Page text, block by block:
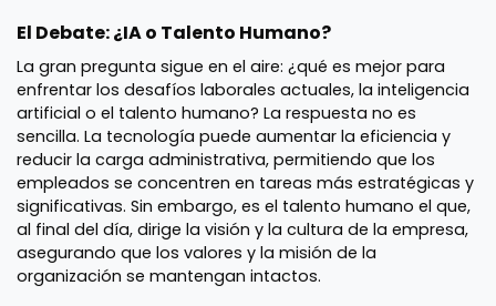
El Debate: ¿IA o Talento Humano?
La gran pregunta sigue en el aire: ¿qué es mejor para
enfrentar los desafíos laborales actuales, la inteligencia
artificial o el talento humano? La respuesta no es
sencilla. La tecnología puede aumentar la eficiencia y
reducir la carga administrativa, permitiendo que los
empleados se concentren en tareas más estratégicas y
significativas. Sin embargo, es el talento humano el que,
al final del día, dirige la visión y la cultura de la empresa,
asegurando que los valores y la misión de la
organización se mantengan intactos.